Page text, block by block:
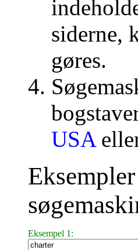
siderne,
gøres.
USA
Eksempel 1: